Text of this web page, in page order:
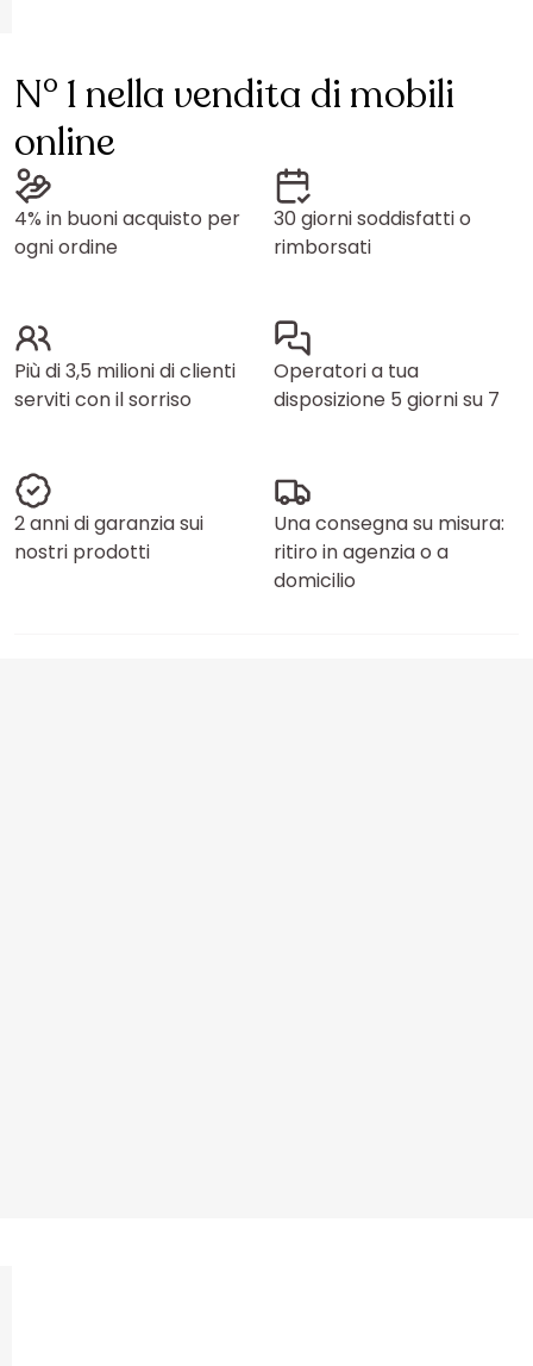
N° 1 nella vendita di mobili
online
4% in buoni acquisto per
ogni ordine
30 giorni soddisfatti o
rimborsati
Più di 3,5 milioni di clienti
serviti con il sorriso
Operatori a tua
disposizione 5 giorni su 7
2 anni di garanzia sui
nostri prodotti
Una consegna su misura:
ritiro in agenzia o a
domicilio